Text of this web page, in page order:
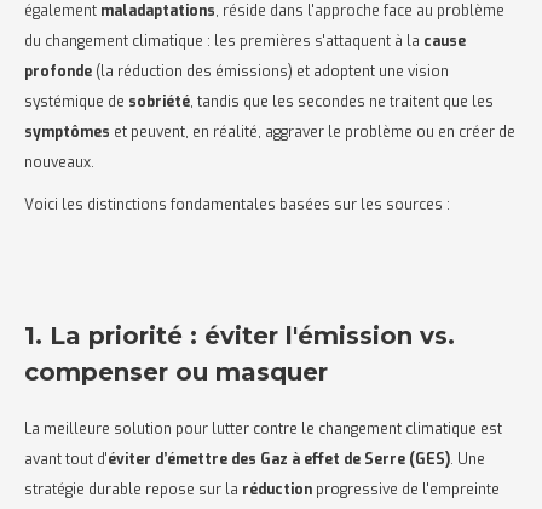
également maladaptations, réside dans l'approche face au problème
du changement climatique : les premières s'attaquent à la cause
profonde (la réduction des émissions) et adoptent une vision
systémique de sobriété, tandis que les secondes ne traitent que les
symptômes et peuvent, en réalité, aggraver le problème ou en créer de
nouveaux.
Voici les distinctions fondamentales basées sur les sources :
1. La priorité : éviter l'émission vs.
compenser ou masquer
La meilleure solution pour lutter contre le changement climatique est
avant tout d'éviter d’émettre des Gaz à effet de Serre (GES). Une
stratégie durable repose sur la réduction progressive de l'empreinte